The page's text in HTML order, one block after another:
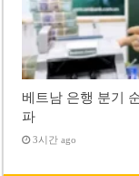
베트남 은행 분기
파
3시간 ago